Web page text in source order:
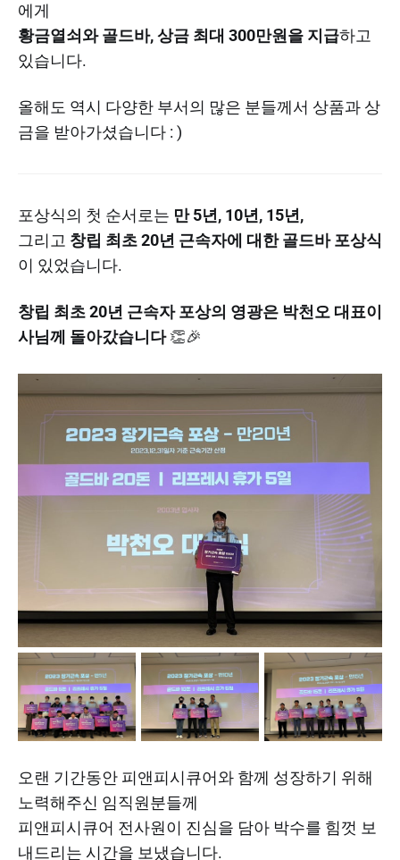
에게
황금열쇠와 골드바, 상금 최대 300만원을 지급하고
있습니다.
올해도 역시 다양한 부서의 많은 분들께서 상품과 상
금을 받아가셨습니다 : )
포상식의 첫 순서로는 만 5년, 10년, 15년,
그리고 창립 최초 20년 근속자에 대한 골드바 포상식
이 있었습니다.
창립 최초 20년 근속자 포상의 영광은 박천오 대표이
사님께 돌아갔습니다👏🎉
오랜 기간동안 피앤피시큐어와 함께 성장하기 위해
노력해주신 임직원분들께
피앤피시큐어 전사원이 진심을 담아 박수를 힘껏 보
내드리는 시간을 보냈습니다.​